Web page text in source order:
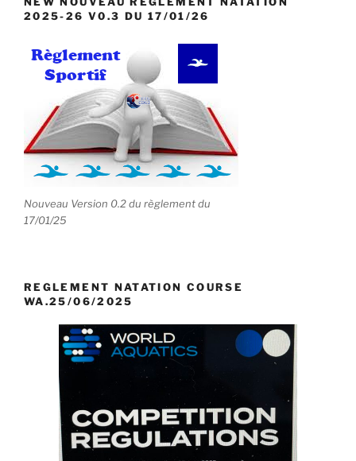
2025-26 V0.3 DU 17/01/26
Nouveau Version 0.2 du règlement du
17/01/25
REGLEMENT NATATION COURSE
WA.25/06/2025